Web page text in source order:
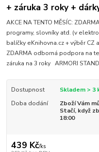
+ záruka 3 roky +
AKCE NA TENTO MĚSÍC:
programy, slovníky atd. (v
balíčky eKnihovna.cz + výběr CZ
ZDARMA odborná podpora na
záruka na 3 roky ARMORI
Dostupnost
Skladem > 3
Doba dodání
Zboží Vám
Stačí, když
18:00
439 Kč/ks